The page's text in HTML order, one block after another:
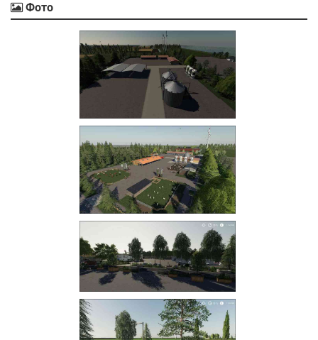
Фото